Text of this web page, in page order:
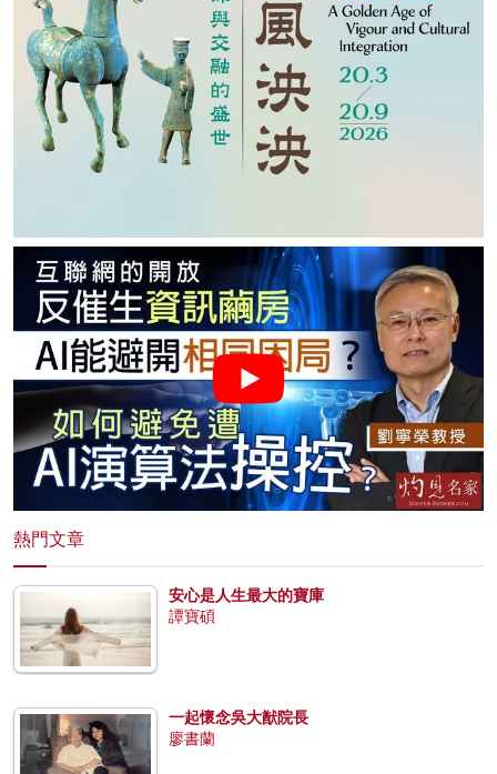
熱門文章
安心是人生最大的寶庫
譚寶碩
一起懷念吳大猷院長
廖書蘭